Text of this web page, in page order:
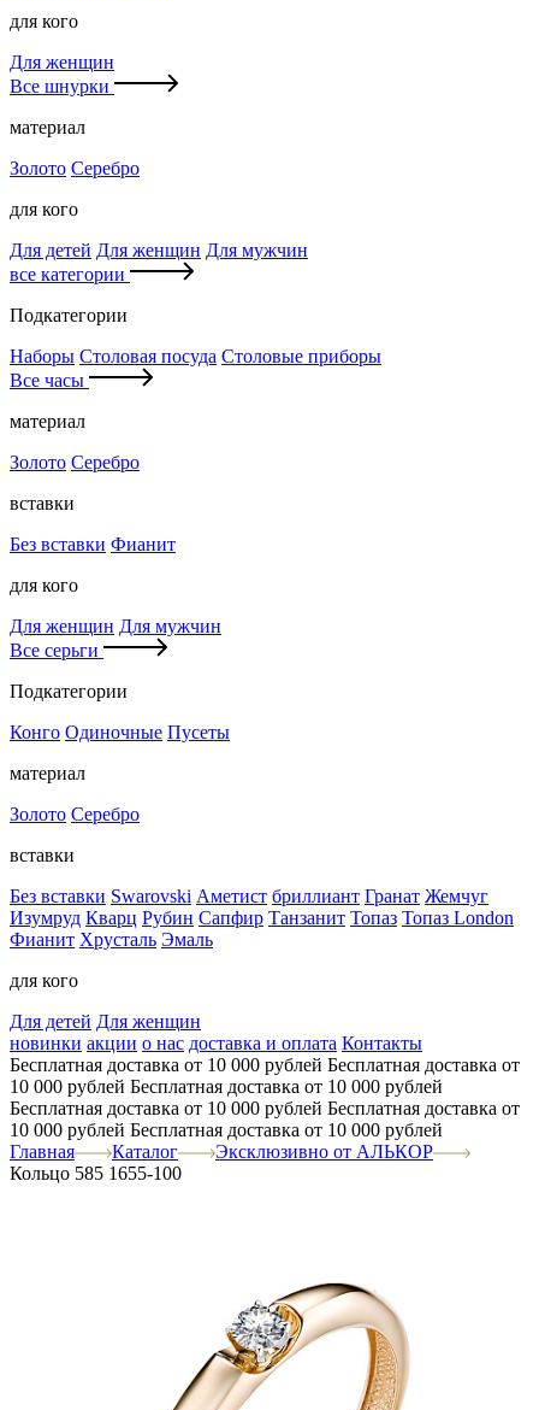
для кого
Для женщин
Все шнурки
материал
Золото Серебро
для кого
Для детей Для женщин Для мужчин
все категории
Подкатегории
Наборы Столовая посуда Столовые приборы
Все часы
материал
Золото Серебро
вставки
Без вставки Фианит
для кого
Для женщин Для мужчин
Все серьги
Подкатегории
Конго Одиночные Пусеты
материал
Золото Серебро
вставки
Без вставки Swarovski Аметист бриллиант Гранат Жемчуг
Изумруд Кварц Рубин Сапфир Танзанит Топаз Топаз London
Фианит Хрусталь Эмаль
для кого
Для детей Для женщин
новинки акции о нас доставка и оплата Контакты
Бесплатная доставка от 10 000 рублей Бесплатная доставка от
10 000 рублей Бесплатная доставка от 10 000 рублей
Бесплатная доставка от 10 000 рублей Бесплатная доставка от
10 000 рублей Бесплатная доставка от 10 000 рублей
Главная
Каталог
Эксклюзивно от АЛЬКОР
Кольцо 585 1655-100